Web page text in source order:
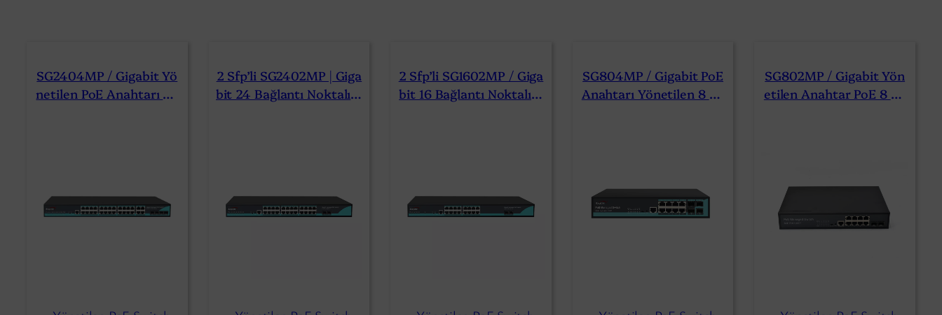
SG2404MP / Gigabit Yö
Netilen PoE Anahtarı 24
2 Sfp’li SG2402MP | Giga
Bit 24 Bağlantı Noktalı Y
2 Sfp’li SG1602MP / Giga
Bit 16 Bağlantı Noktalı Y
SG804MP / Gigabit PoE
Anahtarı Yönetilen 8 Ba
SG802MP / Gigabit Yön
Etilen Anahtar PoE 8 Ba